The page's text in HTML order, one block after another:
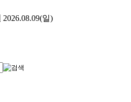
2026.08.09(일)